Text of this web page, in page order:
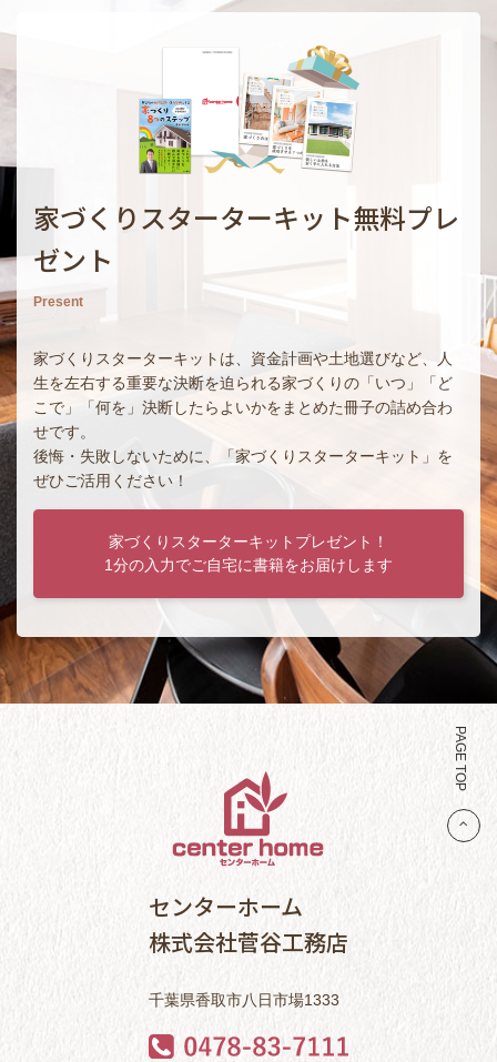
家づくりスターターキット無料プレ
ゼント
Present
家づくりスターターキットは、資金計画や土地選びなど、人
生を左右する重要な決断を迫られる家づくりの「いつ」「ど
こで」「何を」決断したらよいかをまとめた冊子の詰め合わ
せです。
後悔・失敗しないために、「家づくりスターターキット」を
ぜひご活用ください！
家づくりスターターキットプレゼント！
1分の入力でご自宅に書籍をお届けします
PAGE TOP
センターホーム
株式会社菅谷工務店
千葉県香取市八日市場1333